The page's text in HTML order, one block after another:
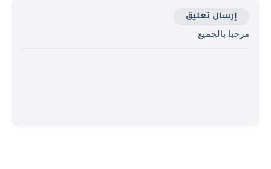
إرسال تعليق
مرحبا بالجميع